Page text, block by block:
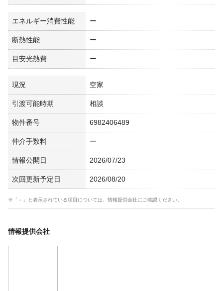
エネルギー消費性能 ー
断熱性能 ー
目安光熱費 ー
現況 空家
引渡可能時期 相談
物件番号 6982406489
仲介手数料 ー
情報公開日 2026/07/23
次回更新予定日 2026/08/20
※「－」と表示されている項目については、情報提供会社にご確認ください。
情報提供会社